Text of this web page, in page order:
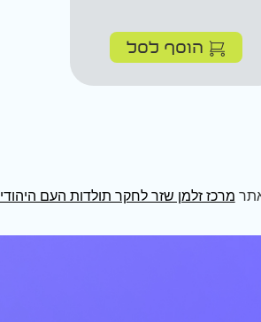
הוסף לסל
מרכז זלמן שזר לחקר תולדות העם היהודי